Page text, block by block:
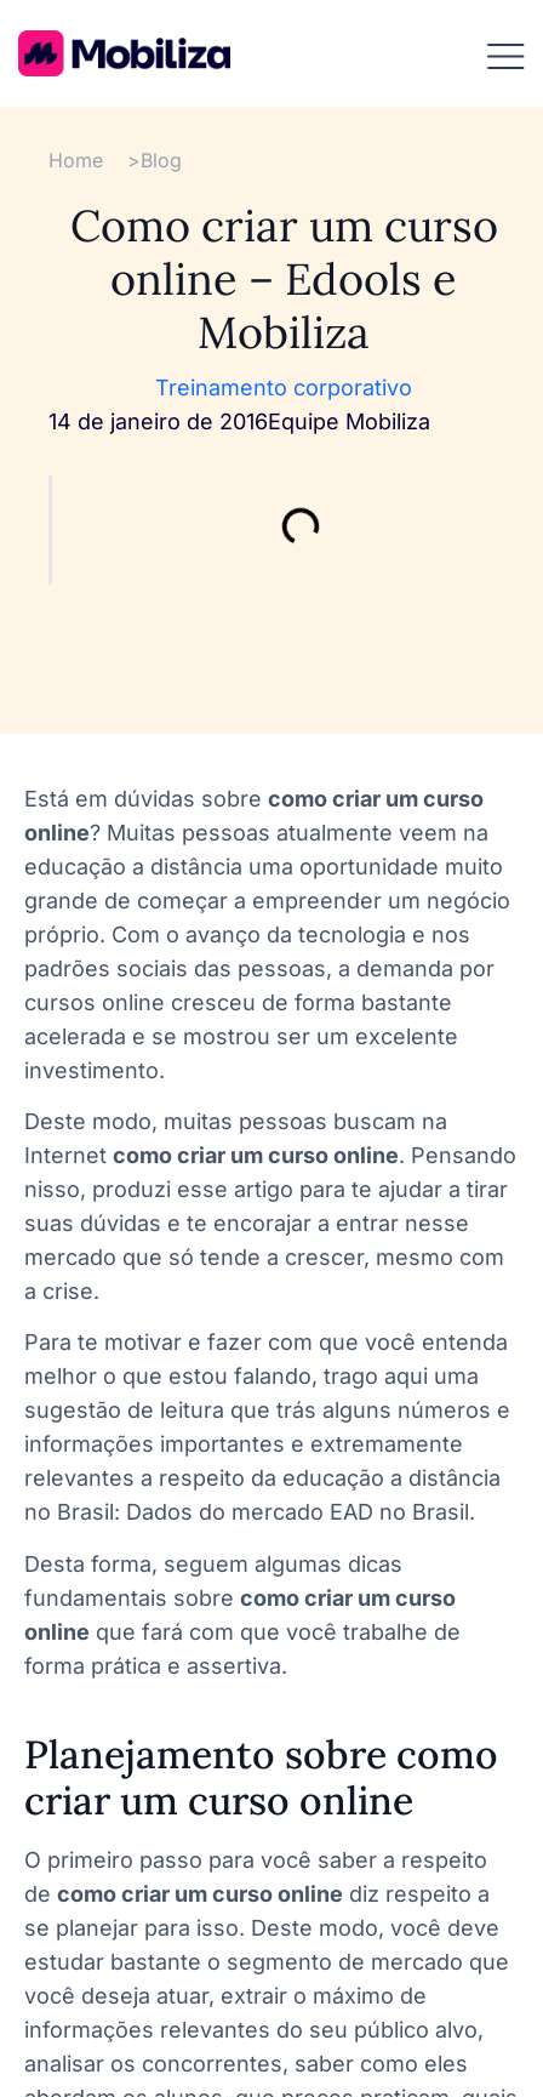
Home >Blog
Como criar um curso
online – Edools e
Mobiliza
Treinamento corporativo
14 de janeiro de 2016Equipe Mobiliza
Está em dúvidas sobre como criar um curso
online? Muitas pessoas atualmente veem na
educação a distância uma oportunidade muito
grande de começar a empreender um negócio
próprio. Com o avanço da tecnologia e nos
padrões sociais das pessoas, a demanda por
cursos online cresceu de forma bastante
acelerada e se mostrou ser um excelente
investimento.
Deste modo, muitas pessoas buscam na
Internet como criar um curso online. Pensando
nisso, produzi esse artigo para te ajudar a tirar
suas dúvidas e te encorajar a entrar nesse
mercado que só tende a crescer, mesmo com
a crise.
Para te motivar e fazer com que você entenda
melhor o que estou falando, trago aqui uma
sugestão de leitura que trás alguns números e
informações importantes e extremamente
relevantes a respeito da educação a distância
no Brasil: Dados do mercado EAD no Brasil.
Desta forma, seguem algumas dicas
fundamentais sobre como criar um curso
online que fará com que você trabalhe de
forma prática e assertiva.
Planejamento sobre como
criar um curso online
O primeiro passo para você saber a respeito
de como criar um curso online diz respeito a
se planejar para isso. Deste modo, você deve
estudar bastante o segmento de mercado que
você deseja atuar, extrair o máximo de
informações relevantes do seu público alvo,
analisar os concorrentes, saber como eles